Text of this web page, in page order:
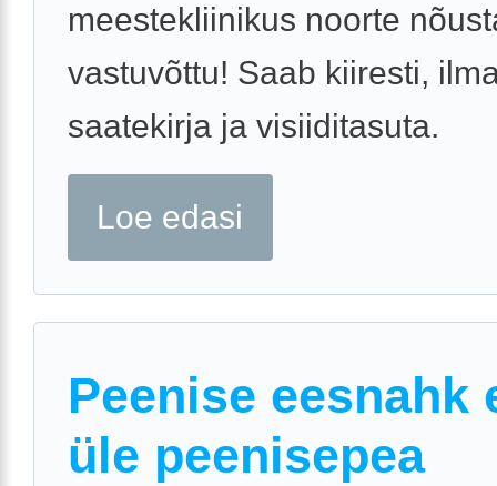
meestekliinikus noorte
vastuvõttu! Saab kiiresti,
saatekirja ja visiiditasuta.
Loe edasi
Peenise eesnahk
üle peenisepea